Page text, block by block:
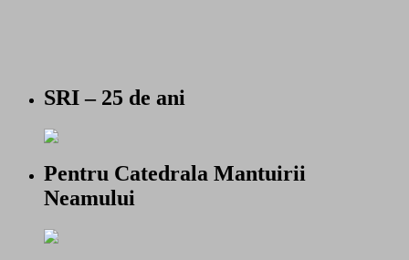
SRI – 25 de ani
Pentru Catedrala Mantuirii
Neamului